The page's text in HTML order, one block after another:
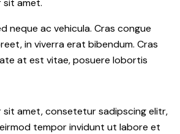
sit amet.
neque ac vehicula. Cras congue
in viverra erat bibendum. Cras
at est vitae, posuere lobortis
sit amet, consetetur sadipscing elitr,
tempor invidunt ut labore et